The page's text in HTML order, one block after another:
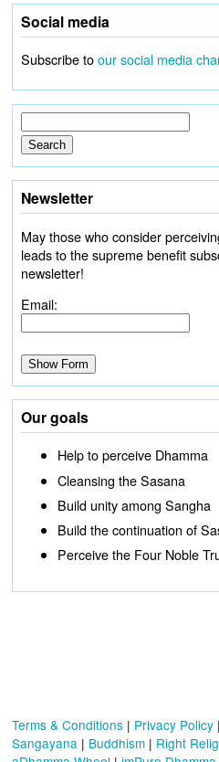
Social media
Subscribe toour social media
Newsletter
May those who consider
leads to the supreme benefit
newsletter!
Email:
Our goals
Help to perceive Dhamma
Cleansing the Sasana
Build unity among Sangha
Build the continuation of
Perceive the Four Noble
Terms & Conditions | Privacy Policy |
Sangayana | Buddhism | Right